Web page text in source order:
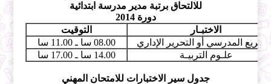
للالتحاق برتبة مدير مدرسة ابتدائية
دورة 2014
الاختبـار
التوقيت
المدرسي أو التحرير الإداري
08.00 سا ـ 11.00 سا
علـوم التربيـة
14.00 سا ـ 17.00 سا
جدول سير الاختبارات للامتحان المهني